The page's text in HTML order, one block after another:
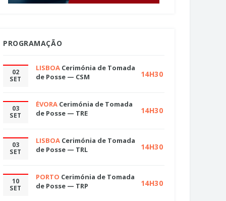
PROGRAMAÇÃO
02
SET
LISBOA Cerimónia de Tomada
de Posse — CSM
14H30
03
SET
ÉVORA Cerimónia de Tomada
de Posse — TRE
14H30
03
SET
LISBOA Cerimónia de Tomada
de Posse — TRL
14H30
10
SET
PORTO Cerimónia de Tomada
de Posse — TRP
14H30